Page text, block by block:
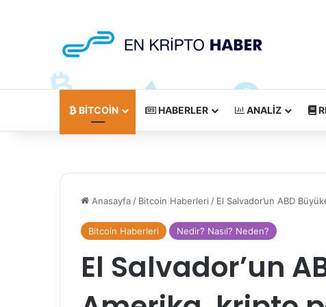
BITCOIN HABERLER ANALIZ
Anasayfa / Bitcoin Haberleri / El Salvador’un ABD
Bitcoin Haberleri Nedir? Nasıl? Neden?
El Salvador’un